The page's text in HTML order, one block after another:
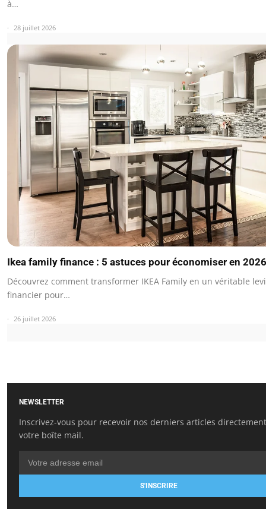
à…
28 juillet 2026
Ikea family finance : 5 astuces pour économiser en 2026
Découvrez comment transformer IKEA Family en un véritable
financier pour…
26 juillet 2026
NEWSLETTER
Inscrivez-vous pour recevoir nos derniers articles
votre boîte mail.
S'INSCRIRE